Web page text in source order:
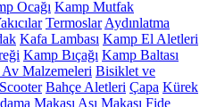
Ocağı Kamp Mutfak
Termoslar Aydınlatma
Kafa Lambası Kamp El Aletleri
Kamp Bıçağı Kamp Baltası
Av Malzemeleri Bisiklet ve
Bahçe Aletleri Çapa Kürek
Makası Aşı Makası Fide